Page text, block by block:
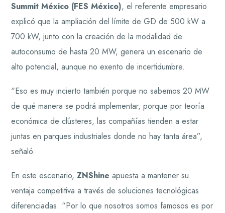
Summit México (FES México), el referente empresario
explicó que la ampliación del límite de GD de 500 kW a
700 kW, junto con la creación de la modalidad de
autoconsumo de hasta 20 MW, genera un escenario de
alto potencial, aunque no exento de incertidumbre.
“Eso es muy incierto también porque no sabemos 20 MW
de qué manera se podrá implementar, porque por teoría
económica de clústeres, las compañías tienden a estar
juntas en parques industriales donde no hay tanta área”,
señaló.
En este escenario,ZNShine apuesta a mantener su
ventaja competitiva a través de soluciones tecnológicas
diferenciadas. “Por lo que nosotros somos famosos es por